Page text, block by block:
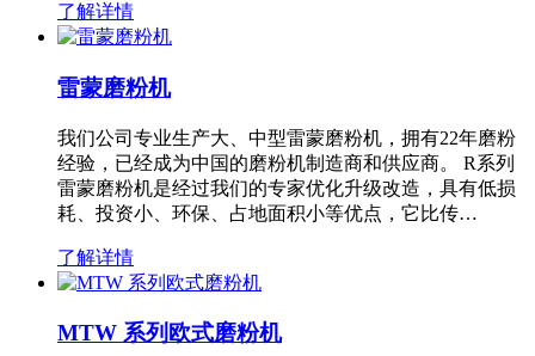
了解详情
雷蒙磨粉机
我们公司专业生产大、中型雷蒙磨粉机，拥有22年磨粉
经验，已经成为中国的磨粉机制造商和供应商。 R系列
雷蒙磨粉机是经过我们的专家优化升级改造，具有低损
耗、投资小、环保、占地面积小等优点，它比传…
了解详情
MTW 系列欧式磨粉机